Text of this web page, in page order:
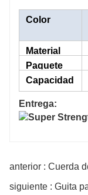
Color
Material
Paquete
Capacidad
Entrega: